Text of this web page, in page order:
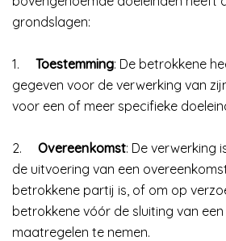
grondslagen:
1. Toestemming: De betrokkene
gegeven voor de verwerking van
voor een of meer specifieke
2. Overeenkomst: De verwerking
de uitvoering van een
betrokkene partij is, of om op
betrokkene vóór de sluiting van
maatregelen te nemen.